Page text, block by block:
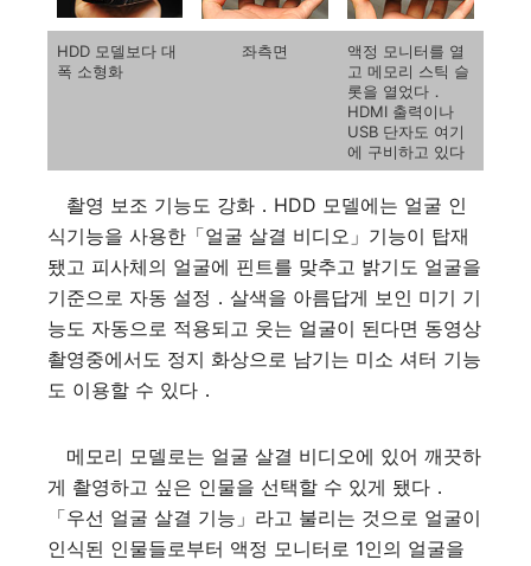
HDD 모델보다 대
폭 소형화
좌측면
액정 모니터를 열
고 메모리 스틱 슬
롯을 열었다．
HDMI 출력이나
USB 단자도 여기
에 구비하고 있다
촬영 보조 기능도 강화．HDD 모델에는 얼굴 인
식기능을 사용한「얼굴 살결 비디오」기능이 탑재
됐고 피사체의 얼굴에 핀트를 맞추고 밝기도 얼굴을
기준으로 자동 설정．살색을 아름답게 보인 미기 기
능도 자동으로 적용되고 웃는 얼굴이 된다면 동영상
촬영중에서도 정지 화상으로 남기는 미소 셔터 기능
도 이용할 수 있다．
메모리 모델로는 얼굴 살결 비디오에 있어 깨끗하
게 촬영하고 싶은 인물을 선택할 수 있게 됐다．
「우선 얼굴 살결 기능」라고 불리는 것으로 얼굴이
인식된 인물들로부터 액정 모니터로 1인의 얼굴을